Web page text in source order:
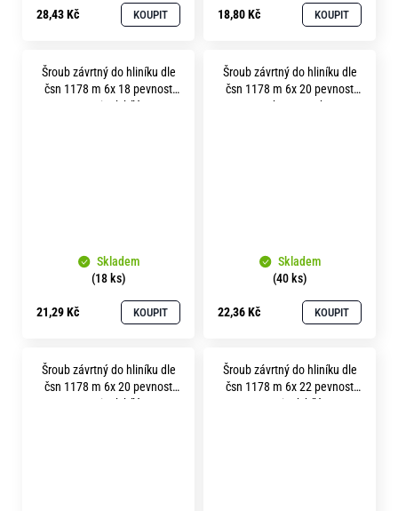
28,43 Kč KOUPIT 18,80 Kč KOUPIT
Šroub závrtný do hliníku dle
čsn 1178 m 6x 18 pevnost
8.8 zinek bílý
Skladem
(18 ks)
21,29 Kč KOUPIT
Šroub závrtný do hliníku dle
čsn 1178 m 6x 20 pevnost
10.9 bez povrchu
Skladem
(40 ks)
22,36 Kč KOUPIT
Šroub závrtný do hliníku dle
čsn 1178 m 6x 20 pevnost
8.8 zinek bílý
Šroub závrtný do hliníku dle
čsn 1178 m 6x 22 pevnost
8.8 zinek bílý